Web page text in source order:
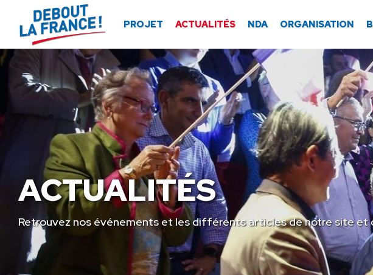
PROJET ACTUALITÉS NDA ORGANISATION
ACTUALITÉS
Retrouvez nos événements et les différents articles de notre site et
Panneau de gestion des cookies